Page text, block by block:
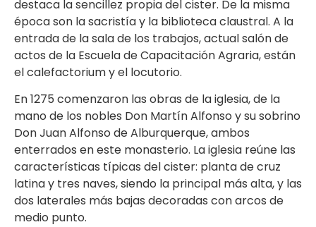
destaca la sencillez propia del cister. De la misma
época son la sacristía y la biblioteca claustral. A la
entrada de la sala de los trabajos, actual salón de
actos de la Escuela de Capacitación Agraria, están
el calefactorium y el locutorio.
En 1275 comenzaron las obras de la iglesia, de la
mano de los nobles Don Martín Alfonso y su sobrino
Don Juan Alfonso de Alburquerque, ambos
enterrados en este monasterio. La iglesia reúne las
características típicas del cister: planta de cruz
latina y tres naves, siendo la principal más alta, y las
dos laterales más bajas decoradas con arcos de
medio punto.